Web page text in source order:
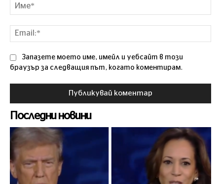
Запазете моето име, имейл и уебсайт в този
браузър за следващия път, когато коментирам.
Последни новини